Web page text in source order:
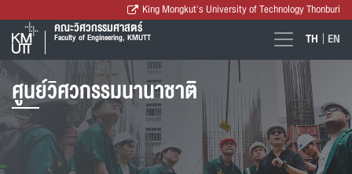
King Mongkut's University of Technology Thonburi
คณะวิศวกรรมศาสตร์
Faculty of Engineering, KMUTT TH EN
ศูนย์วิศวกรรมนานาชาติ